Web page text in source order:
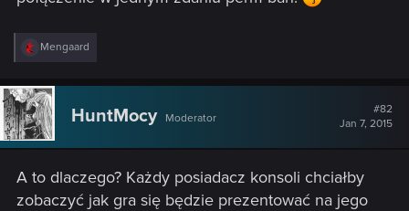
R
e
c
t
i
o
n
:
Mengaard
HuntMocy Moderator
#82
Jan 7, 2015
A to dlaczego? Każdy posiadacz konsoli chciałby
zobaczyć jak gra się będzie prezentować na jego